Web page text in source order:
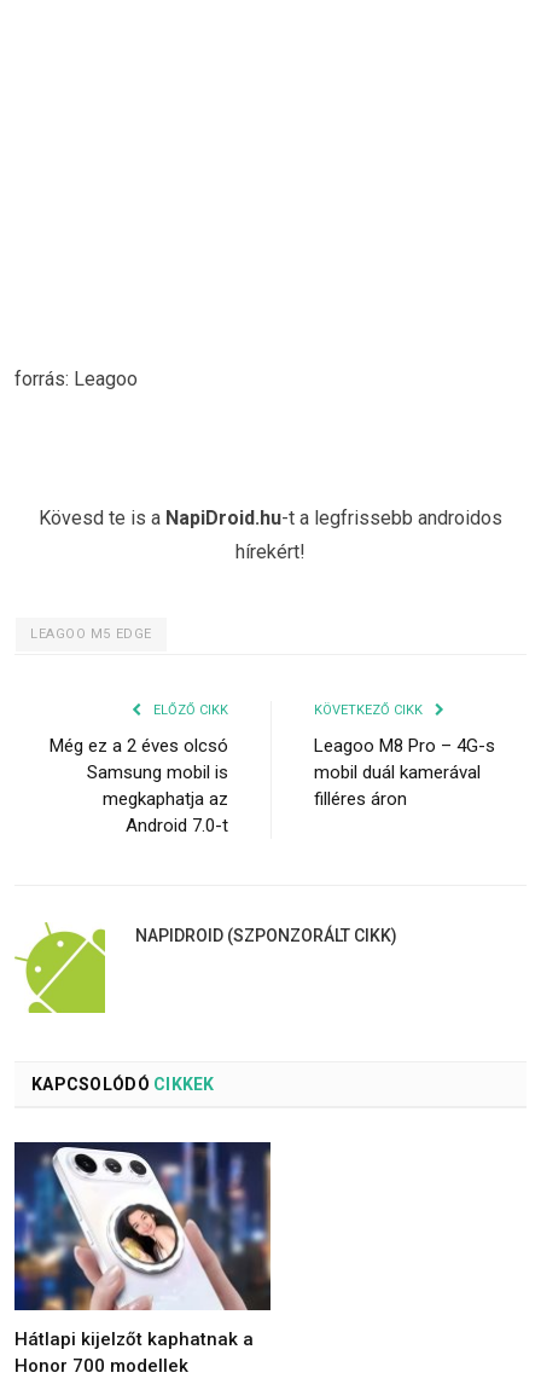
forrás: Leagoo
Kövesd te is a NapiDroid.hu-t a legfrissebb androidos
hírekért!
LEAGOO M5 EDGE
ELŐZŐ CIKK
Még ez a 2 éves olcsó
Samsung mobil is
megkaphatja az
Android 7.0-t
KÖVETKEZŐ CIKK
Leagoo M8 Pro – 4G-s
mobil duál kamerával
filléres áron
NAPIDROID (SZPONZORÁLT CIKK)
KAPCSOLÓDÓ CIKKEK
Hátlapi kijelzőt kaphatnak a
Honor 700 modellek